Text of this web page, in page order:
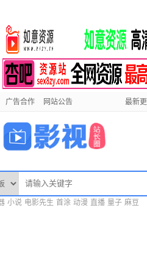
广告合作 网站公告 最新
小说 电影先生 首涂 动漫 直播 量子 麻豆